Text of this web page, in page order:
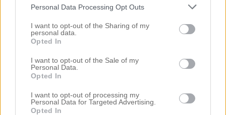
Personal Data Processing Opt Outs
I want to opt-out of the Sharing of my
personal data.
Opted In
I want to opt-out of the Sale of my
Personal Data.
Opted In
I want to opt-out of processing my
Personal Data for Targeted Advertising.
Opted In
#askig blond hårfärg
#blont hår med slingor
#kall blondin
#kall nyansering
Kommentarer
Kommentera*